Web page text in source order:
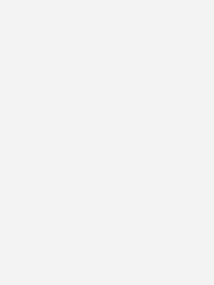
setzt auf neues VRF-System